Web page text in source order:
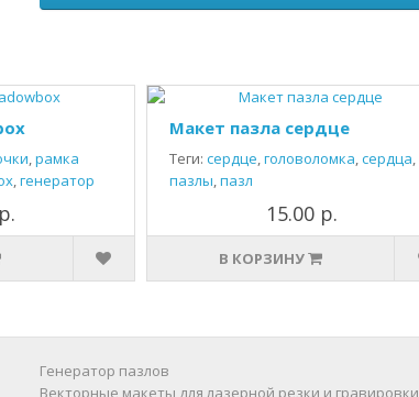
,рамка
,генератор
Макет пазла сердце
Теги: сердце,головоломка,сердца,
пазлы,пазл
15.00 р.
В КОРЗИНУ
Генератор пазлов
Векторные макеты для лазерной резки и гравировки